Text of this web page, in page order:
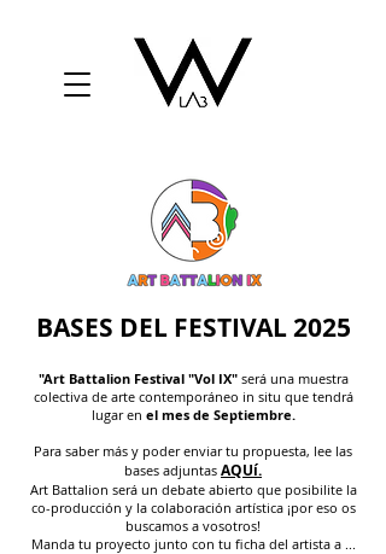
BASES DEL FESTIVAL 2025
"Art Battalion Festival "Vol IX"será una muestra
colectiva de arte contemporáneo in situ que tendrá
lugar en el mes de Septiembre.
Para saber más y poder enviar tu propuesta, lee las
bases adjuntas AQUí.
Art Battalion será un debate abierto que posibilite la
co-producción y la colaboración artística ¡por eso os
buscamos a vosotros!
Manda tu proyecto junto con tu ficha del artista a ...